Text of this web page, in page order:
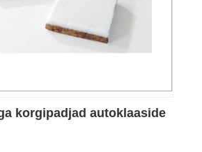
korgipadjad autoklaaside